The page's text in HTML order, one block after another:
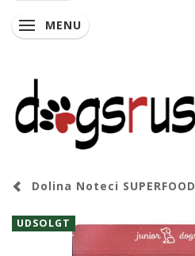
SKIFTE NAVIGATION
MENU
Dolina Noteci SUPERFOOD
UDSOLGT